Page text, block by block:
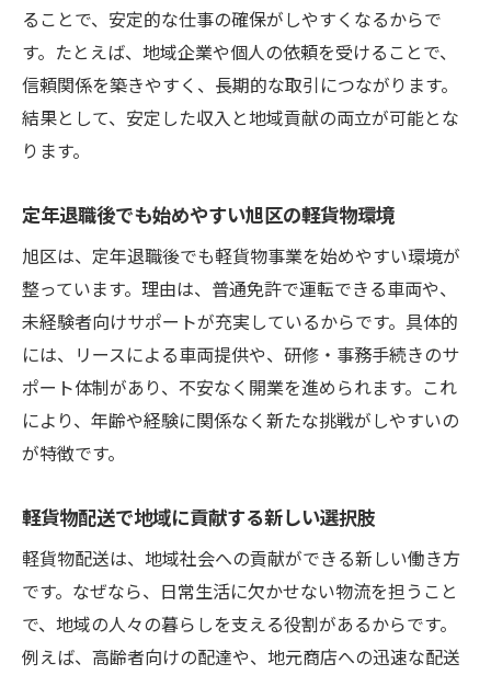
る
個人事業主の軽貨物で収入を守るための対
策
旭区で軽貨物開業を成功させるポイント
定年退職後からでも稼げる旭区の働き方と
は
地域密着で強みを活かす軽貨物開業戦略
軽貨物開業の成功事例から学ぶ実践的アド
バイス
旭区で選ばれる軽貨物ドライバーの特徴と
は
く
ることで、安定的な仕事の確保がしやすくなるからで
す。たとえば、地域企業や個人の依頼を受けることで、
信頼関係を築きやすく、長期的な取引につながります。
結果として、安定した収入と地域貢献の両立が可能とな
ります。
定年退職後でも始めやすい旭区の軽貨物環境
旭区は、定年退職後でも軽貨物事業を始めやすい環境が
整っています。理由は、普通免許で運転できる車両や、
未経験者向けサポートが充実しているからです。具体的
には、リースによる車両提供や、研修・事務手続きのサ
ポート体制があり、不安なく開業を進められます。これ
により、年齢や経験に関係なく新たな挑戦がしやすいの
が特徴です。
軽貨物配送で地域に貢献する新しい選択肢
軽貨物配送は、地域社会への貢献ができる新しい働き方
です。なぜなら、日常生活に欠かせない物流を担うこと
で、地域の人々の暮らしを支える役割があるからです。
例えば、高齢者向けの配達や、地元商店への迅速な配送